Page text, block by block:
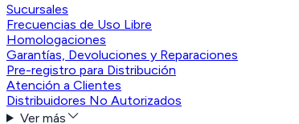
Sucursales
Frecuencias de Uso Libre
Homologaciones
Garantías, Devoluciones y Reparaciones
Pre-registro para Distribución
Atención a Clientes
Distribuidores No Autorizados
Ver más